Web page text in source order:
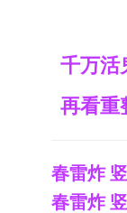
千万活
再看重
春雷炸
春雷炸